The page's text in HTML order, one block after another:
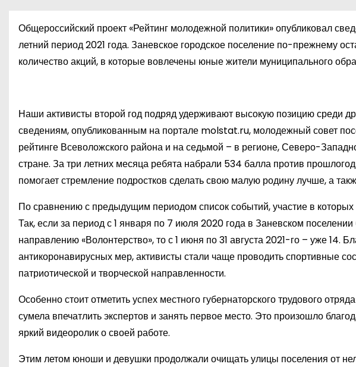
Общероссийский проект «Рейтинг молодежной политики» опубликовал
летний период 2021 года. Заневское городское поселение по-прежнему
количество акций, в которые вовлечены юные жители муниципального
Наши активисты второй год подряд удерживают высокую позицию среди
сведениям, опубликованным на портале molstat.ru, молодежный совет
рейтинге Всеволожского района и на седьмой – в регионе, Северо-
стране. За три летних месяца ребята набрали 534 балла против
помогает стремление подростков сделать свою малую родину лучше, а
По сравнению с предыдущим периодом список событий, участие в
Так, если за период с 1 января по 7 июля 2020 года в Заневском
направлению «Волонтерство», то с 1 июня по 31 августа 2021-го – уже 14.
антикоронавирусных мер, активисты стали чаще проводить спортивные
патриотической и творческой направленности.
Особенно стоит отметить успех местного губернаторского трудового
сумела впечатлить экспертов и занять первое место. Это произошло
яркий видеоролик о своей работе.
Этим летом юноши и девушки продолжали очищать улицы поселения от